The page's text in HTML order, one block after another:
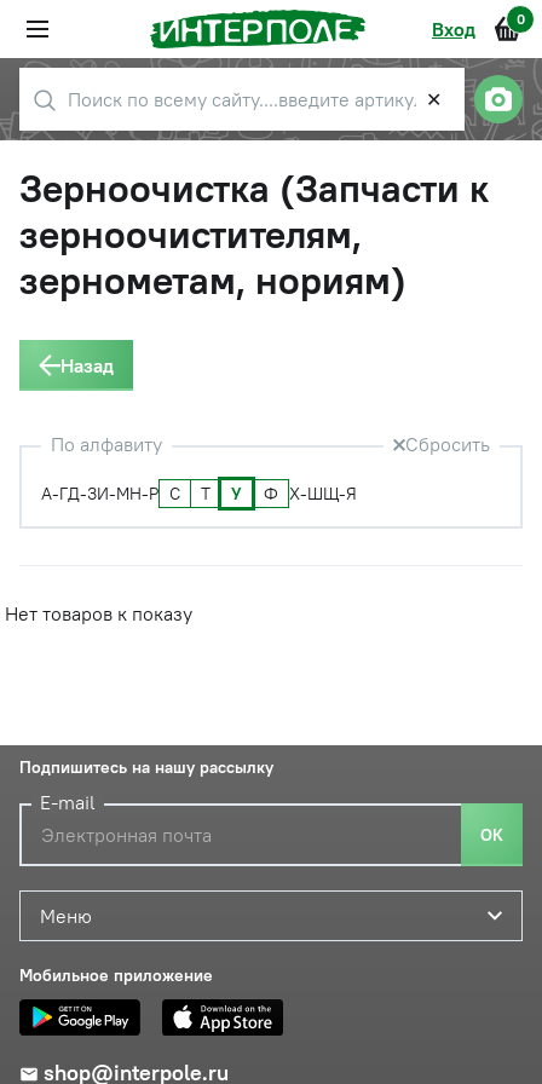
Вход 0
✕
Зерноочистка (Запчасти к
зерноочистителям,
зернометам, нориям)
Назад
По алфавиту Сбросить
А-ГД-ЗИ-МН-Р С Т У Ф Х-ШЩ-Я
Нет товаров к показу
Меню
Мобильное приложение
shop@interpole.ru
Подпишитесь на нашу рассылку
E-mail
ОК